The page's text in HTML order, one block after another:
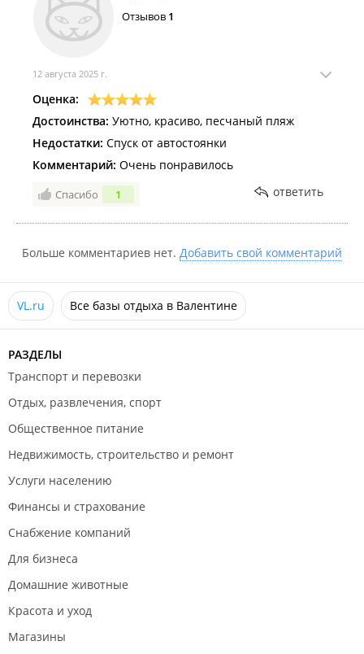
Отзывов 1
12 августа 2025 г.
Оценка:
Достоинства: Уютно, красиво, песчаный пляж
Недостатки: Спуск от автостоянки
Комментарий: Очень понравилось
Спасибо 1 ответить
Больше комментариев нет. Добавить свой комментарий
VL.ru Все базы отдыха в Валентине
РАЗДЕЛЫ
Транспорт и перевозки
Отдых, развлечения, спорт
Общественное питание
Недвижимость, строительство и ремонт
Услуги населению
Финансы и страхование
Снабжение компаний
Для бизнеса
Домашние животные
Красота и уход
Магазины